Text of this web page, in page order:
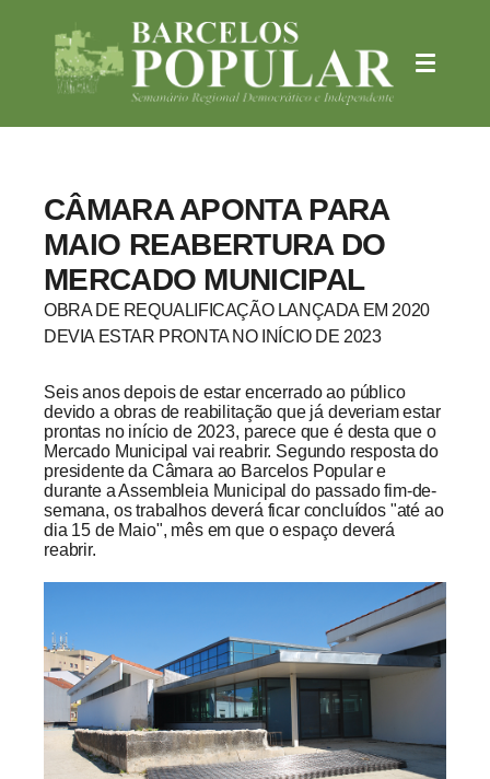
CÂMARA APONTA PARA
MAIO REABERTURA DO
MERCADO MUNICIPAL
OBRA DE REQUALIFICAÇÃO LANÇADA EM 2020
DEVIA ESTAR PRONTA NO INÍCIO DE 2023
Seis anos depois de estar encerrado ao público
devido a obras de reabilitação que já deveriam estar
prontas no início de 2023, parece que é desta que o
Mercado Municipal vai reabrir. Segundo resposta do
presidente da Câmara ao Barcelos Popular e
durante a Assembleia Municipal do passado fim-de-
semana, os trabalhos deverá ficar concluídos "até ao
dia 15 de Maio", mês em que o espaço deverá
reabrir.